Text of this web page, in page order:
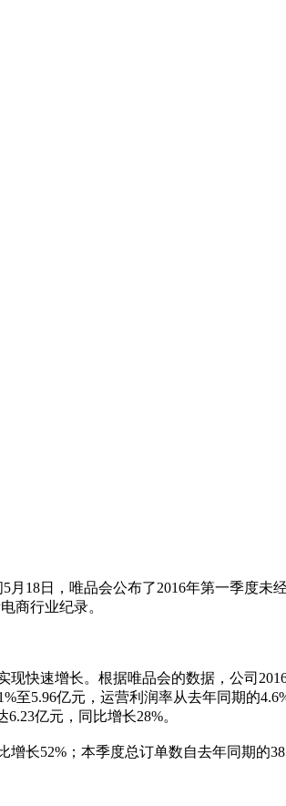
18日，唯品会公布了2016年第一季度
商行业纪录。
快速增长。根据唯品会的数据，公司
至5.96亿元，运营利润率从去年同期的
亿元，同比增长28%。
长52%；本季度总订单数自去年同期的